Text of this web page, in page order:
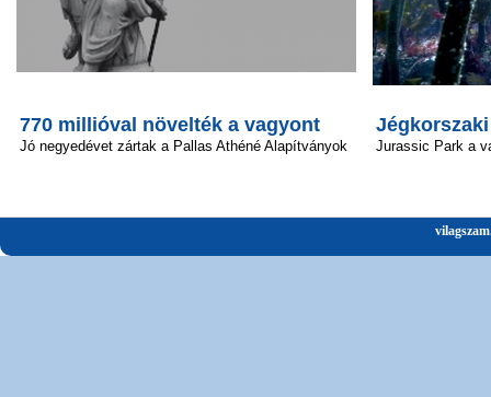
770 millióval növelték a vagyont
Jó negyedévet zártak a Pallas Athéné Alapítványok Jurassic Park a